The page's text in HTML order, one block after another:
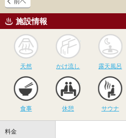
施設情報
天然
かけ流し
かけ流し 露天風呂
食事 休憩 サウナ
料金